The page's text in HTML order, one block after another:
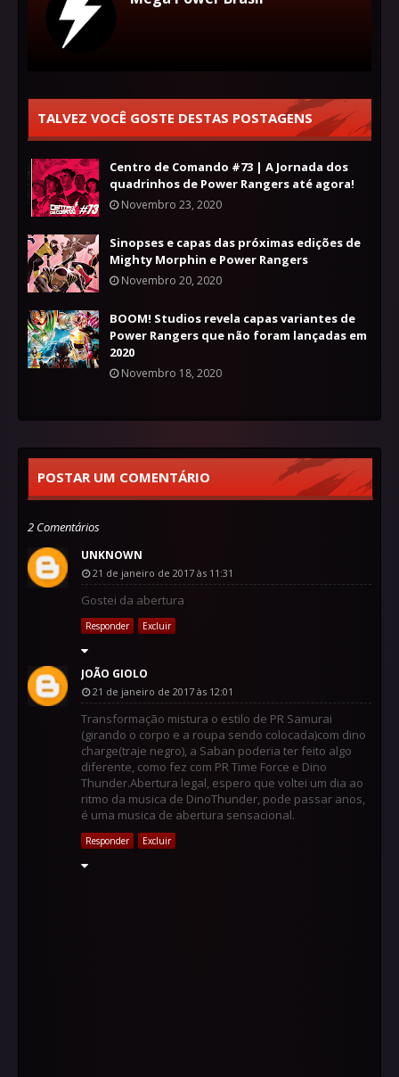
TALVEZ VOCÊ GOSTE DESTAS POSTAGENS
Centro de Comando #73 | A Jornada dos
quadrinhos de Power Rangers até agora!
Novembro 23, 2020
Sinopses e capas das próximas edições de
Mighty Morphin e Power Rangers
Novembro 20, 2020
BOOM! Studios revela capas variantes de
Power Rangers que não foram lançadas em
2020
Novembro 18, 2020
POSTAR UM COMENTÁRIO
2 Comentários
UNKNOWN
21 de janeiro de 2017 às 11:31
Gostei da abertura
Responder Excluir
JOÃO GIOLO
21 de janeiro de 2017 às 12:01
Transformação mistura o estilo de PR Samurai
(girando o corpo e a roupa sendo colocada)com dino
charge(traje negro), a Saban poderia ter feito algo
diferente, como fez com PR Time Force e Dino
Thunder.Abertura legal, espero que voltei um dia ao
ritmo da musica de DinoThunder, pode passar anos,
é uma musica de abertura sensacional.
Responder Excluir